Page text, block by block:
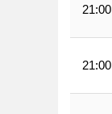
21:00
21:00